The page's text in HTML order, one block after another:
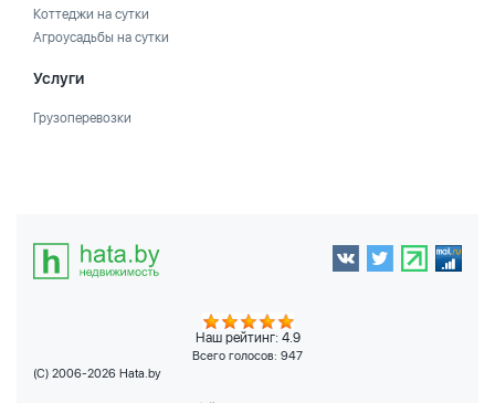
Коттеджи на сутки
Агроусадьбы на сутки
Услуги
Грузоперевозки
Наш рейтинг: 4.9
Всего голосов: 947
(C) 2006-2026 Hata.by